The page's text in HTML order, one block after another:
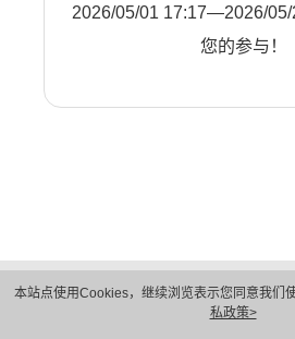
本站点使用Cookies，继续浏览表示您同意我们
私政策>
2026/05/01 17:17—2026/05/
您的参与！
隐私保护
法律声